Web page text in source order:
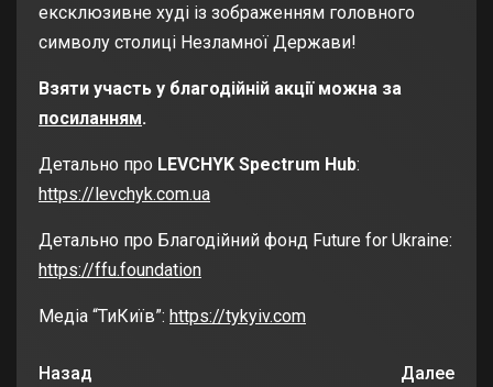
ексклюзивне худі із зображенням головного
символу столиці Незламної Держави!
Взяти участь у благодійній акції можна за
посиланням.
Детально про LEVCHYK Spectrum Hub:
https://levchyk.com.ua
Детально про Благодійний фонд Future for Ukraine:
https://ffu.foundation
Медіа “ТиКиїв”: https://tykyiv.com
Назад
Далее